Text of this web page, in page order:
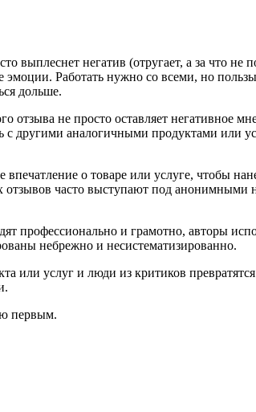
выплеснет негатив (отругает, а за что не
Работать нужно со всеми, но
дольше.
отзыва не просто оставляет негативное
другими аналогичными продуктами или
о товаре или услуге, чтобы
отзывов часто выступают под
профессионально и грамотно, авторы
небрежно и несистематизированно.
или услуг и люди из критиков
первым.